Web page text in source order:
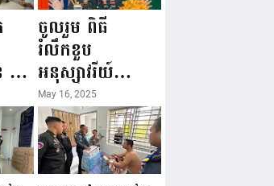
នៅ
ែ
ើ
ចូលរួម ពិធី
រំលឹកខួប
អនុស្សាវរីយ៍
លើកទី៨០ ថ្ងៃ
កំណើតនគរបាល
ជាតិកម្ពុជា “១៦
ឧសភា ១៩៤៥ ~
May 16, 2025